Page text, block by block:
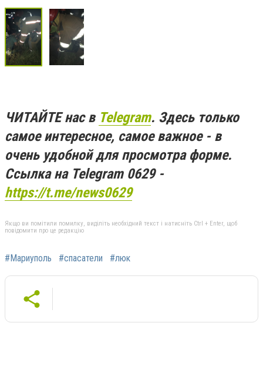
ЧИТАЙТЕ нас в Telegram. Здесь только
самое интересное, самое важное - в
очень удобной для просмотра форме.
Ссылка на Telegram 0629 -
https://t.me/news0629
Якщо ви помітили помилку, виділіть необхідний текст і натисніть Ctrl + Enter, щоб
повідомити про це редакцію
#Мариуполь #спасатели #люк